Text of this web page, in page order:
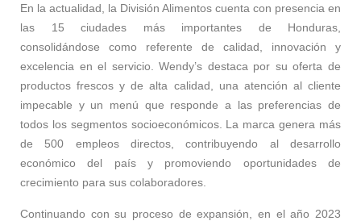
En la actualidad, la División Alimentos cuenta con presencia en
las 15 ciudades más importantes de Honduras,
consolidándose como referente de calidad, innovación y
excelencia en el servicio. Wendy’s destaca por su oferta de
productos frescos y de alta calidad, una atención al cliente
impecable y un menú que responde a las preferencias de
todos los segmentos socioeconómicos. La marca genera más
de 500 empleos directos, contribuyendo al desarrollo
económico del país y promoviendo oportunidades de
crecimiento para sus colaboradores.
Continuando con su proceso de expansión, en el año 2023